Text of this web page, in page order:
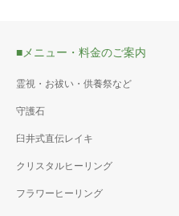
■メニュー・料金のご案内
霊視・お祓い・供養祭など
守護石
臼井式直伝レイキ
クリスタルヒーリング
フラワーヒーリング